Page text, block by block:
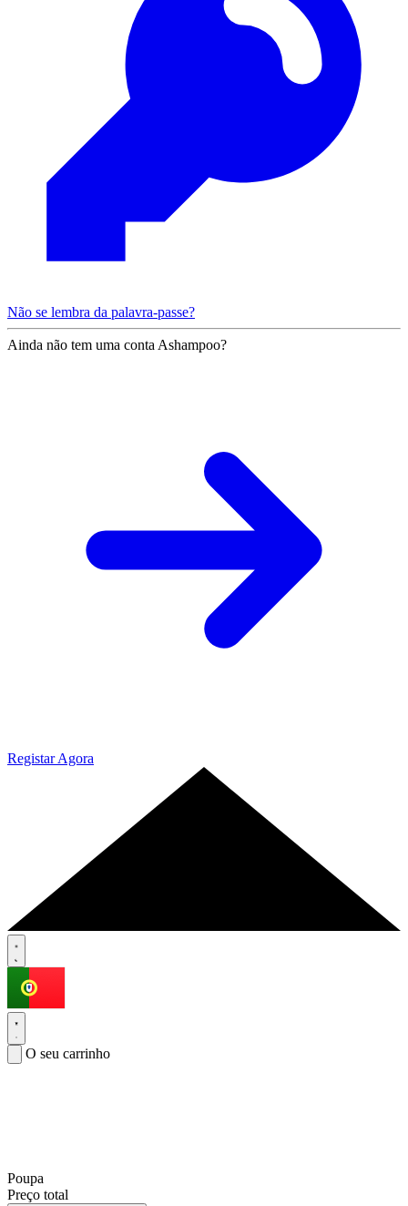
Não se lembra da palavra-passe?
Ainda não tem uma conta Ashampoo?
Registar Agora
O seu carrinho
Poupa
Preço total